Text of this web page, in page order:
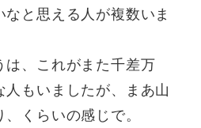
と思える人が複数いま
、これがまた千差万
もいましたが、まあ山
くらいの感じで。